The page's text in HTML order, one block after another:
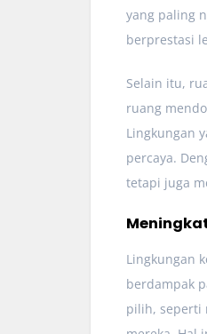
yang paling
berprestasi
Selain itu,
ruang
Lingkungan
percaya.
tetapi juga
Lingkungan
berdampak
pilih, seperti